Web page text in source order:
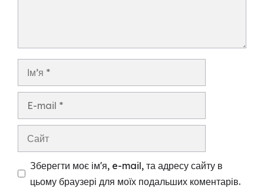
Зберегти моє ім'я, e-mail, та адресу сайту в
цьому браузері для моїх подальших коментарів.